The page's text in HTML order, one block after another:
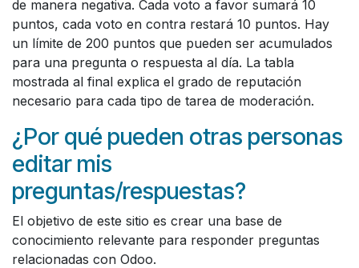
de manera negativa. Cada voto a favor sumará 10
puntos, cada voto en contra restará 10 puntos. Hay
un límite de 200 puntos que pueden ser acumulados
para una pregunta o respuesta al día. La tabla
mostrada al final explica el grado de reputación
necesario para cada tipo de tarea de moderación.
¿Por qué pueden otras personas
editar mis
preguntas/respuestas?
El objetivo de este sitio es crear una base de
conocimiento relevante para responder preguntas
relacionadas con Odoo.